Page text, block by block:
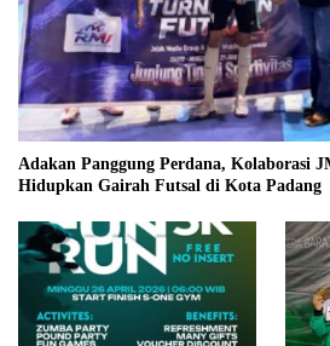
Adakan Panggung Perdana, Kolaborasi
Hidupkan Gairah Futsal di Kota Padang